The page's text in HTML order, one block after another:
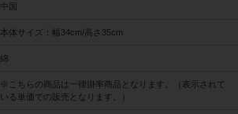
中国
本体サイズ：幅34cm/高さ35cm
綿
※こちらの商品は一律掛率商品となります。（表示されて
いる単価での販売となります。）